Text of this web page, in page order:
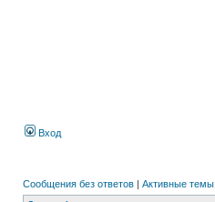
Вход
Сообщения без ответов | Активные темы